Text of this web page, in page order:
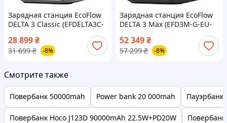
Зарядная станция EcoFlow
DELTA 3 Classic (EFDELTA3C-
28 899₴
31 699 ₴ -8%
Зарядная станция EcoFlow
DELTA 3 Max (EFD3M-G-EU-
52 349₴
57 299 ₴ -8%
Смотрите также
Повербанк 50000mah Power bank 20 000mah Пауэрбанк
Повербанк Hoco J123D 90000mAh 22.5W+PD20W